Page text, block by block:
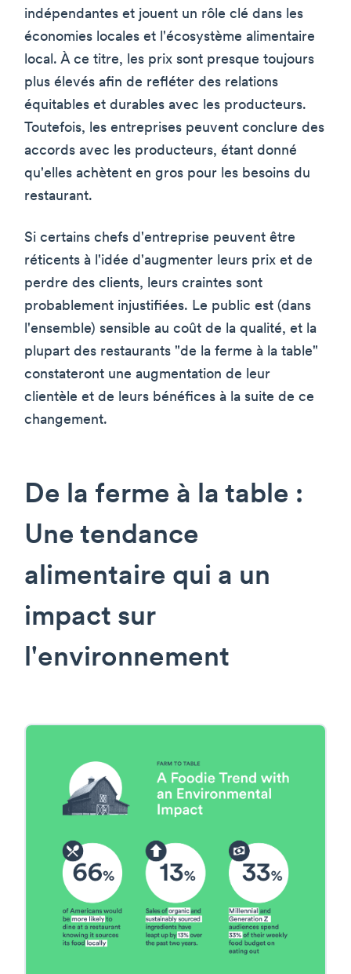
indépendantes et jouent un rôle clé dans les
économies locales et l'écosystème alimentaire
local. À ce titre, les prix sont presque toujours
plus élevés afin de refléter des relations
équitables et durables avec les producteurs.
Toutefois, les entreprises peuvent conclure des
accords avec les producteurs, étant donné
qu'elles achètent en gros pour les besoins du
restaurant.
Si certains chefs d'entreprise peuvent être
réticents à l'idée d'augmenter leurs prix et de
perdre des clients, leurs craintes sont
probablement injustifiées. Le public est (dans
l'ensemble) sensible au coût de la qualité, et la
plupart des restaurants "de la ferme à la table"
constateront une augmentation de leur
clientèle et de leurs bénéfices à la suite de ce
changement.
De la ferme à la table :
Une tendance
alimentaire qui a un
impact sur
l'environnement